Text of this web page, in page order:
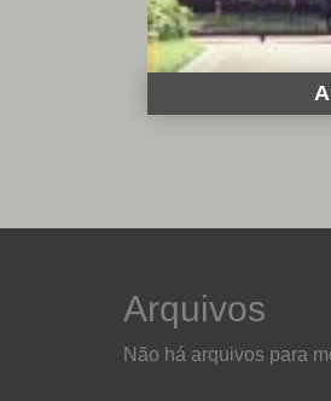
Arquivos
Não há arquivos para